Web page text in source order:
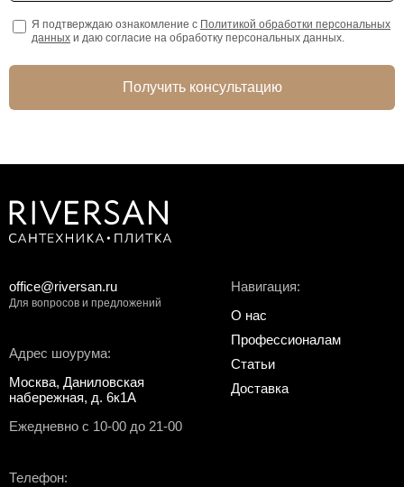
Я подтверждаю ознакомление с Политикой обработки персональных
данных и даю согласие на обработку персональных данных.
Получить консультацию
Адрес шоурума:
Москва, Даниловская
набережная, д. 6к1А
Ежедневно с 10-00 до 21-00
Телефон:
Навигация:
О нас
Профессионалам
Статьи
Доставка
office@riversan.ru
Для вопросов и предложений